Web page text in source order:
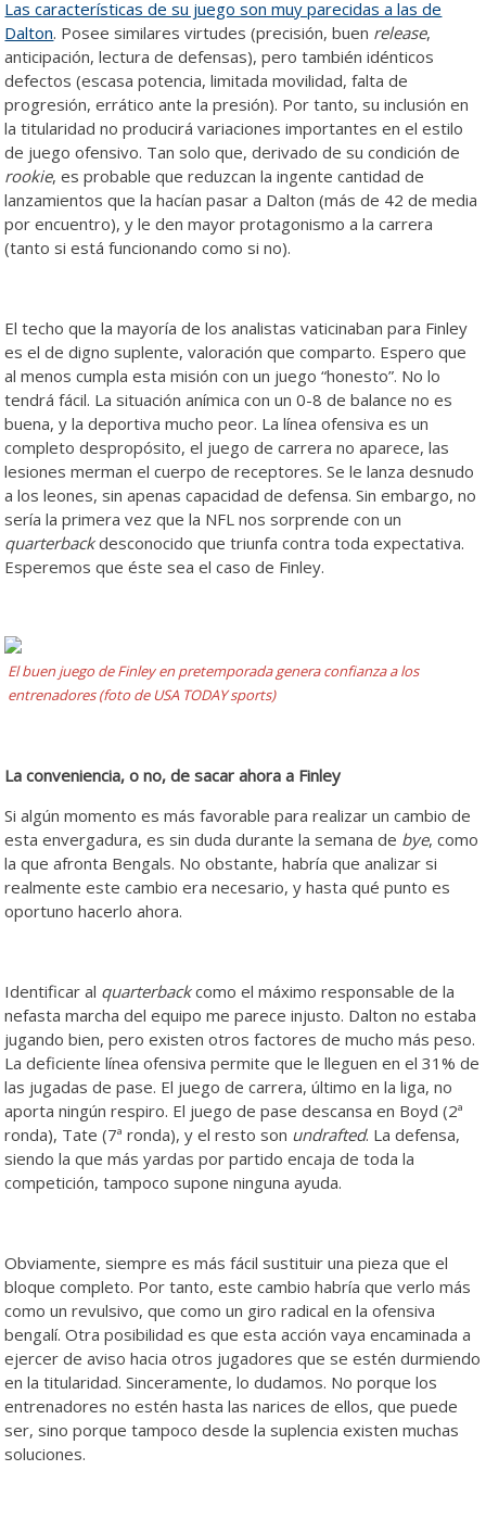
Las características de su juego son muy parecidas a las de
Dalton. Posee similares virtudes (precisión, buen release,
anticipación, lectura de defensas), pero también idénticos
defectos (escasa potencia, limitada movilidad, falta de
progresión, errático ante la presión). Por tanto, su inclusión en
la titularidad no producirá variaciones importantes en el estilo
de juego ofensivo. Tan solo que, derivado de su condición de
rookie, es probable que reduzcan la ingente cantidad de
lanzamientos que la hacían pasar a Dalton (más de 42 de media
por encuentro), y le den mayor protagonismo a la carrera
(tanto si está funcionando como si no).
El techo que la mayoría de los analistas vaticinaban para Finley
es el de digno suplente, valoración que comparto. Espero que
al menos cumpla esta misión con un juego “honesto”. No lo
tendrá fácil. La situación anímica con un 0-8 de balance no es
buena, y la deportiva mucho peor. La línea ofensiva es un
completo despropósito, el juego de carrera no aparece, las
lesiones merman el cuerpo de receptores. Se le lanza desnudo
a los leones, sin apenas capacidad de defensa. Sin embargo, no
sería la primera vez que la NFL nos sorprende con un
quarterbackdesconocido que triunfa contra toda expectativa.
Esperemos que éste sea el caso de Finley.
El buen juego de Finley en pretemporada genera confianza a los
entrenadores (foto de USA TODAY sports)
La conveniencia, o no, de sacar ahora a Finley
Si algún momento es más favorable para realizar un cambio de
esta envergadura, es sin duda durante la semana de bye, como
la que afronta Bengals. No obstante, habría que analizar si
realmente este cambio era necesario, y hasta qué punto es
oportuno hacerlo ahora.
Identificar al quarterbackcomo el máximo responsable de la
nefasta marcha del equipo me parece injusto. Dalton no estaba
jugando bien, pero existen otros factores de mucho más peso.
La deficiente línea ofensiva permite que le lleguen en el 31% de
las jugadas de pase. El juego de carrera, último en la liga, no
aporta ningún respiro. El juego de pase descansa en Boyd (2ª
ronda), Tate (7ª ronda), y el resto son undrafted. La defensa,
siendo la que más yardas por partido encaja de toda la
competición, tampoco supone ninguna ayuda.
Obviamente, siempre es más fácil sustituir una pieza que el
bloque completo. Por tanto, este cambio habría que verlo más
como un revulsivo, que como un giro radical en la ofensiva
bengalí. Otra posibilidad es que esta acción vaya encaminada a
ejercer de aviso hacia otros jugadores que se estén durmiendo
en la titularidad. Sinceramente, lo dudamos. No porque los
entrenadores no estén hasta las narices de ellos, que puede
ser, sino porque tampoco desde la suplencia existen muchas
soluciones.